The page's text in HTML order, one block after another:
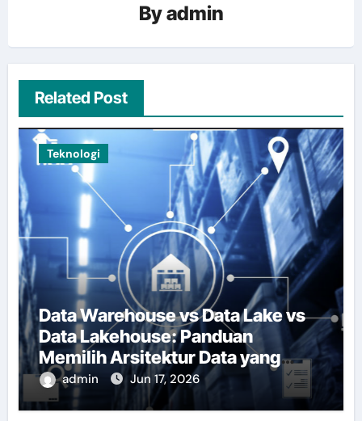
Byadmin
Related Post
Teknologi
Data Warehouse vs Data Lake vs
Data Lakehouse: Panduan
Memilih Arsitektur Data yang
Tepat
admin Jun 17, 2026